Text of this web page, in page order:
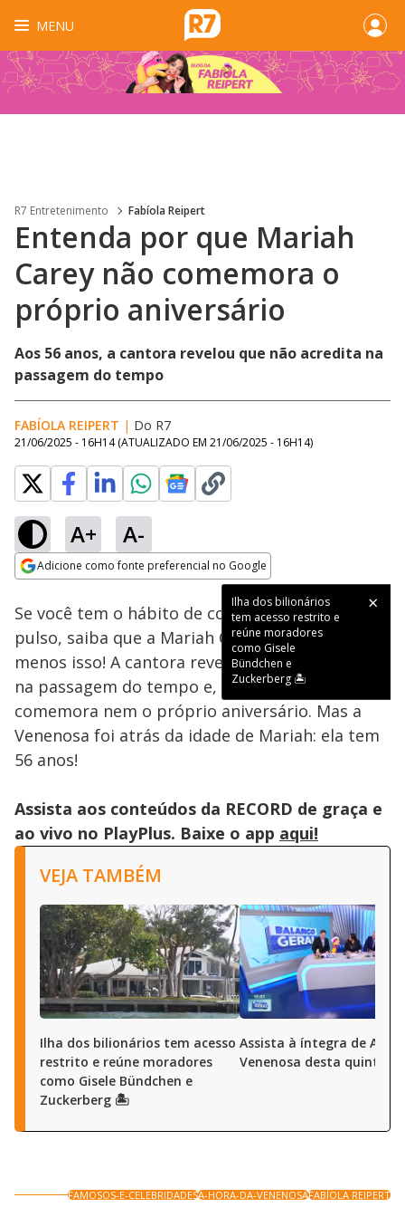
MENU
R7 Entretenimento Fabíola Reipert
Entenda por que Mariah
Carey não comemora o
próprio aniversário
Aos 56 anos, a cantora revelou que não acredita na
passagem do tempo
FABÍOLA REIPERT | Do R7
21/06/2025 - 16H14 (ATUALIZADO EM 21/06/2025 - 16H14)
A+ A-
Adicione como fonte preferencial no Google
Ilha dos bilionários
tem acesso restrito e
reúne moradores
como Gisele
Bündchen e
Zuckerberg 🏝️
Ativar
100.00%
Se você tem o hábito de colocar um relógio no
pulso, saiba que a Mariah Carey usa tudo,
menos isso! A cantora revelou que não acredita
na passagem do tempo e, por isso, não
comemora nem o próprio aniversário. Mas a
Venenosa foi atrás da idade de Mariah: ela tem
56 anos!
Assista aos conteúdos da RECORD de graça e
ao vivo no PlayPlus. Baixe o app aqui!
VEJA TAMBÉM
Ilha dos bilionários tem acesso
restrito e reúne moradores
como Gisele Bündchen e
Zuckerberg 🏝️
Assista à íntegra de A
Venenosa desta quinta (6)
FAMOSOS-E-CELEBRIDADESA-HORA-DA-VENENOSAFABÍOLA REIPERT